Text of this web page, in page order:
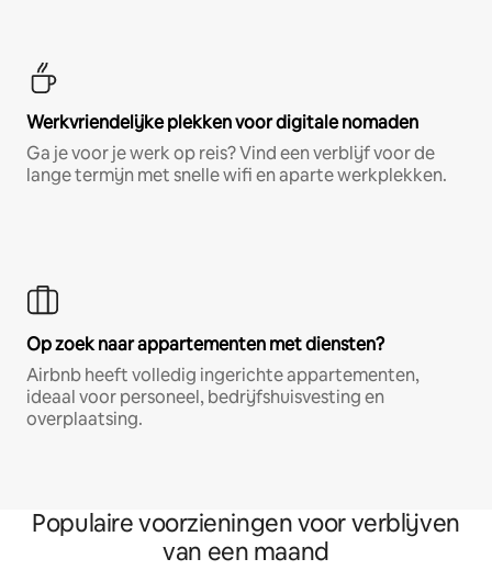
Werkvriendelijke plekken voor digitale nomaden
Ga je voor je werk op reis? Vind een verblijf voor de
lange termijn met snelle wifi en aparte werkplekken.
Op zoek naar appartementen met diensten?
Airbnb heeft volledig ingerichte appartementen,
ideaal voor personeel, bedrijfshuisvesting en
overplaatsing.
Populaire voorzieningen voor verblijven
van een maand